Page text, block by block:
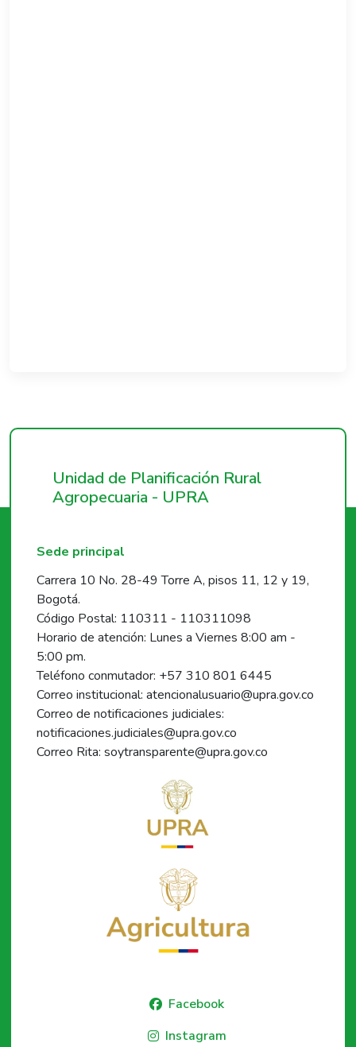
Unidad de Planificación Rural
Agropecuaria - UPRA
Sede principal
Carrera 10 No. 28-49 Torre A, pisos 11, 12 y 19,
Bogotá.
Código Postal: 110311 - 110311098
Horario de atención: Lunes a Viernes 8:00 am -
5:00 pm.
Teléfono conmutador: +57 310 801 6445
Correo institucional: atencionalusuario@upra.gov.co
Correo de notificaciones judiciales:
notificaciones.judiciales@upra.gov.co
Correo Rita: soytransparente@upra.gov.co
Facebook
Instagram